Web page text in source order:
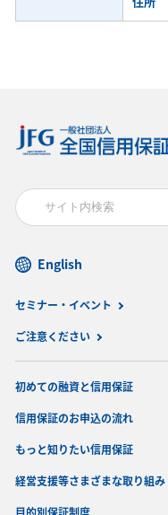
English
セミナー・イベント
ご注意ください
初めての融資と信用保証
信用保証のお申込の流れ
もっと知りたい信用保証
経営支援等さまざまな取り組み
目的別保証制度